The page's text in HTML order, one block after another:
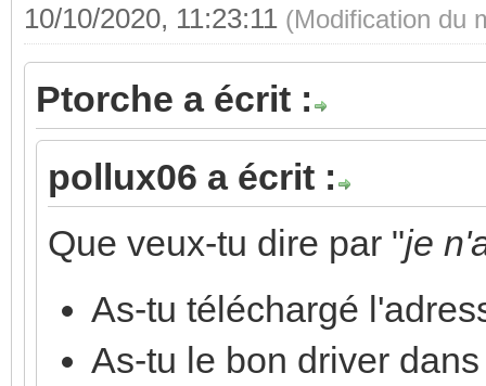
10/10/2020, 11:23:11 (Modification du
Ptorche a écrit :
pollux06 a écrit :
Que veux-tu dire par "je
As-tu téléchargé
As-tu le bon driver